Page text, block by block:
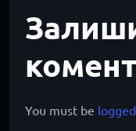
You must be